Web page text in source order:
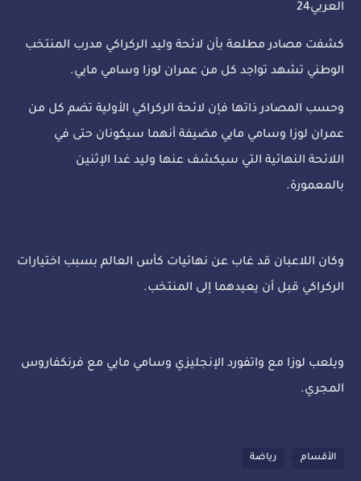
العربي24
كشفت مصادر مطلعة بأن لائحة وليد الركراكي مدرب المنتخب
الوطني تشهد تواجد كل من عمران لوزا وسامي مايي.
وحسب المصادر ذاتها فإن لائحة الركراكي الأولية تضم كل من
عمران لوزا وسامي مايي مضيفة أنهما سيكونان حتى في
اللائحة النهائية التي سيكشف عنها وليد غدا الإثنين
بالمعمورة.
وكان اللاعبان قد غاب عن نهائيات كأس العالم بسبب اختيارات
الركراكي قبل أن يعيدهما إلى المنتخب.
ويلعب لوزا مع واتفورد الإنجليزي وسامي مايي مع فرنكفاروس
المجري.
الأقسام رياضة